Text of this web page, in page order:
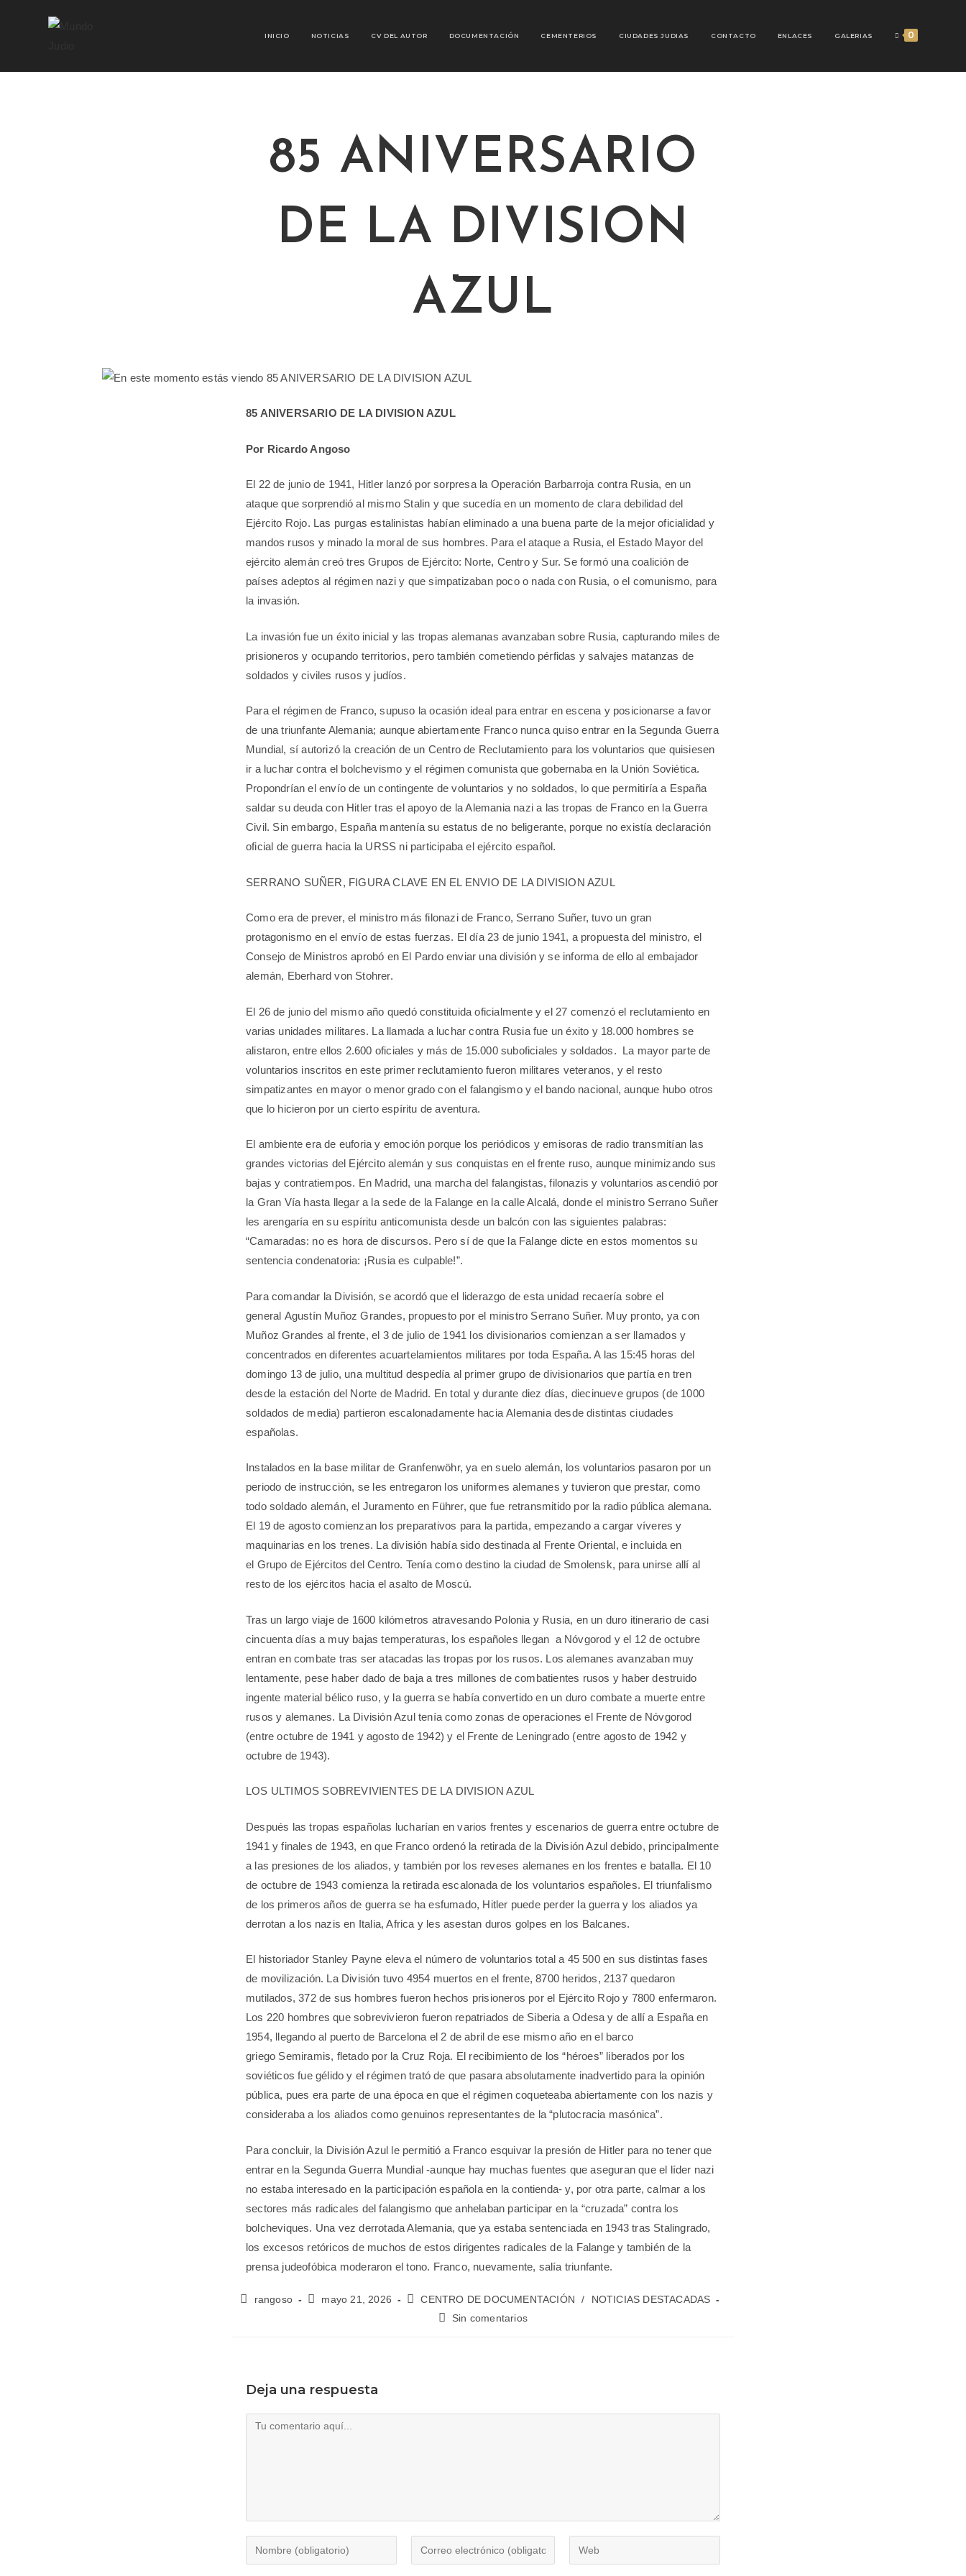
INICIO NOTICIAS CV DEL AUTOR DOCUMENTACIÓN CEMENTERIOS CIUDADES JUDIAS CONTACTO ENLACES GALERIAS 0
85 ANIVERSARIO
DE LA DIVISION
AZUL
85 ANIVERSARIO DE LA DIVISION AZUL
Por Ricardo Angoso
El 22 de junio de 1941, Hitler lanzó por sorpresa la Operación Barbarroja contra Rusia, en un
ataque que sorprendió al mismo Stalin y que sucedía en un momento de clara debilidad del
Ejército Rojo. Las purgas estalinistas habían eliminado a una buena parte de la mejor oficialidad y
mandos rusos y minado la moral de sus hombres. Para el ataque a Rusia, el Estado Mayor del
ejército alemán creó tres Grupos de Ejército: Norte, Centro y Sur. Se formó una coalición de
países adeptos al régimen nazi y que simpatizaban poco o nada con Rusia, o el comunismo, para
la invasión.
La invasión fue un éxito inicial y las tropas alemanas avanzaban sobre Rusia, capturando miles de
prisioneros y ocupando territorios, pero también cometiendo pérfidas y salvajes matanzas de
soldados y civiles rusos y judíos.
Para el régimen de Franco, supuso la ocasión ideal para entrar en escena y posicionarse a favor
de una triunfante Alemania; aunque abiertamente Franco nunca quiso entrar en la Segunda Guerra
Mundial, sí autorizó la creación de un Centro de Reclutamiento para los voluntarios que quisiesen
ir a luchar contra el bolchevismo y el régimen comunista que gobernaba en la Unión Soviética.
Propondrían el envío de un contingente de voluntarios y no soldados, lo que permitiría a España
saldar su deuda con Hitler tras el apoyo de la Alemania nazi a las tropas de Franco en la Guerra
Civil. Sin embargo, España mantenía su estatus de no beligerante, porque no existía declaración
oficial de guerra hacia la URSS ni participaba el ejército español.
SERRANO SUÑER, FIGURA CLAVE EN EL ENVIO DE LA DIVISION AZUL
Como era de prever, el ministro más filonazi de Franco, Serrano Suñer, tuvo un gran
protagonismo en el envío de estas fuerzas. El día 23 de junio 1941, a propuesta del ministro, el
Consejo de Ministros aprobó en El Pardo enviar una división y se informa de ello al embajador
alemán, Eberhard von Stohrer.
El 26 de junio del mismo año quedó constituida oficialmente y el 27 comenzó el reclutamiento en
varias unidades militares. La llamada a luchar contra Rusia fue un éxito y 18.000 hombres se
alistaron, entre ellos 2.600 oficiales y más de 15.000 suboficiales y soldados. La mayor parte de
voluntarios inscritos en este primer reclutamiento fueron militares veteranos, y el resto
simpatizantes en mayor o menor grado con el falangismo y el bando nacional, aunque hubo otros
que lo hicieron por un cierto espíritu de aventura.
El ambiente era de euforia y emoción porque los periódicos y emisoras de radio transmitían las
grandes victorias del Ejército alemán y sus conquistas en el frente ruso, aunque minimizando sus
bajas y contratiempos. En Madrid, una marcha del falangistas, filonazis y voluntarios ascendió por
la Gran Vía hasta llegar a la sede de la Falange en la calle Alcalá, donde el ministro Serrano Suñer
les arengaría en su espíritu anticomunista desde un balcón con las siguientes palabras:
“Camaradas: no es hora de discursos. Pero sí de que la Falange dicte en estos momentos su
sentencia condenatoria: ¡Rusia es culpable!”.
Para comandar la División, se acordó que el liderazgo de esta unidad recaería sobre el
general Agustín Muñoz Grandes, propuesto por el ministro Serrano Suñer. Muy pronto, ya con
Muñoz Grandes al frente, el 3 de julio de 1941 los divisionarios comienzan a ser llamados y
concentrados en diferentes acuartelamientos militares por toda España. A las 15:45 horas del
domingo 13 de julio, una multitud despedía al primer grupo de divisionarios que partía en tren
desde la estación del Norte de Madrid. En total y durante diez días, diecinueve grupos (de 1000
soldados de media) partieron escalonadamente hacia Alemania desde distintas ciudades
españolas.
Instalados en la base militar de Granfenwöhr, ya en suelo alemán, los voluntarios pasaron por un
periodo de instrucción, se les entregaron los uniformes alemanes y tuvieron que prestar, como
todo soldado alemán, el Juramento en Führer, que fue retransmitido por la radio pública alemana.
El 19 de agosto comienzan los preparativos para la partida, empezando a cargar víveres y
maquinarias en los trenes. La división había sido destinada al Frente Oriental, e incluida en
el Grupo de Ejércitos del Centro. Tenía como destino la ciudad de Smolensk, para unirse allí al
resto de los ejércitos hacia el asalto de Moscú.
Tras un largo viaje de 1600 kilómetros atravesando Polonia y Rusia, en un duro itinerario de casi
cincuenta días a muy bajas temperaturas, los españoles llegan a Nóvgorod y el 12 de octubre
entran en combate tras ser atacadas las tropas por los rusos. Los alemanes avanzaban muy
lentamente, pese haber dado de baja a tres millones de combatientes rusos y haber destruido
ingente material bélico ruso, y la guerra se había convertido en un duro combate a muerte entre
rusos y alemanes. La División Azul tenía como zonas de operaciones el Frente de Nóvgorod
(entre octubre de 1941 y agosto de 1942) y el Frente de Leningrado (entre agosto de 1942 y
octubre de 1943).
LOS ULTIMOS SOBREVIVIENTES DE LA DIVISION AZUL
Después las tropas españolas lucharían en varios frentes y escenarios de guerra entre octubre de
1941 y finales de 1943, en que Franco ordenó la retirada de la División Azul debido, principalmente
a las presiones de los aliados, y también por los reveses alemanes en los frentes e batalla. El 10
de octubre de 1943 comienza la retirada escalonada de los voluntarios españoles. El triunfalismo
de los primeros años de guerra se ha esfumado, Hitler puede perder la guerra y los aliados ya
derrotan a los nazis en Italia, Africa y les asestan duros golpes en los Balcanes.
El historiador Stanley Payne eleva el número de voluntarios total a 45 500 en sus distintas fases
de movilización. La División tuvo 4954 muertos en el frente, 8700 heridos, 2137 quedaron
mutilados, 372 de sus hombres fueron hechos prisioneros por el Ejército Rojo y 7800 enfermaron.
Los 220 hombres que sobrevivieron fueron repatriados de Siberia a Odesa y de allí a España en
1954, llegando al puerto de Barcelona el 2 de abril de ese mismo año en el barco
griego Semiramis, fletado por la Cruz Roja. El recibimiento de los “héroes” liberados por los
soviéticos fue gélido y el régimen trató de que pasara absolutamente inadvertido para la opinión
pública, pues era parte de una época en que el régimen coqueteaba abiertamente con los nazis y
consideraba a los aliados como genuinos representantes de la “plutocracia masónica”.
Para concluir, la División Azul le permitió a Franco esquivar la presión de Hitler para no tener que
entrar en la Segunda Guerra Mundial -aunque hay muchas fuentes que aseguran que el líder nazi
no estaba interesado en la participación española en la contienda- y, por otra parte, calmar a los
sectores más radicales del falangismo que anhelaban participar en la “cruzada” contra los
bolcheviques. Una vez derrotada Alemania, que ya estaba sentenciada en 1943 tras Stalingrado,
los excesos retóricos de muchos de estos dirigentes radicales de la Falange y también de la
prensa judeofóbica moderaron el tono. Franco, nuevamente, salía triunfante.
rangoso mayo 21, 2026 CENTRO DE DOCUMENTACIÓN /
NOTICIAS DESTACADAS
Sin comentarios
Deja una respuesta